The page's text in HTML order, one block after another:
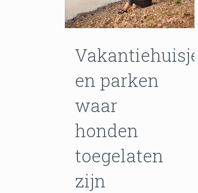
Vakantiehuisjes
en parken
waar
honden
toegelaten
zijn